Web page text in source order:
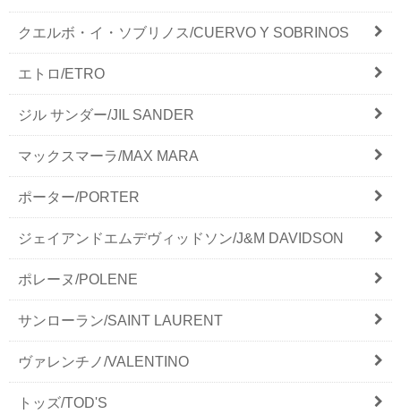
クエルボ・イ・ソブリノス/CUERVO Y SOBRINOS
エトロ/ETRO
ジル サンダー/JIL SANDER
マックスマーラ/MAX MARA
ポーター/PORTER
ジェイアンドエムデヴィッドソン/J&M DAVIDSON
ポレーヌ/POLENE
サンローラン/SAINT LAURENT
ヴァレンチノ/VALENTINO
トッズ/TOD'S